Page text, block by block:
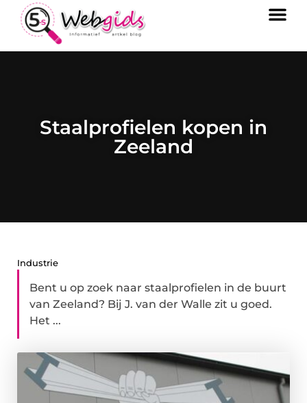
Staalprofielen kopen in
Zeeland
Industrie
Bent u op zoek naar staalprofielen in de buurt
van Zeeland? Bij J. van der Walle zit u goed.
Het ...